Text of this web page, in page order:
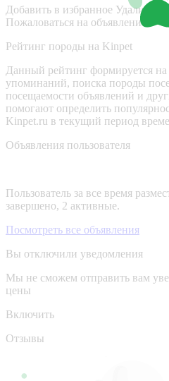
Добавить в избранное Удалить
Пожаловаться на объявление
Рейтинг породы на Kinpet
Данный рейтинг формируется на
упоминаний, поиска породы
посещаемости объявлений и
помогают определить
Kinpet.ru в текущий период
Объявления пользователя
Пользователь за все время
завершено, 2 активные.
Посмотреть все объявления
Вы отключили уведомления
Мы не сможем отправить вам
цены
Включить
Отзывы